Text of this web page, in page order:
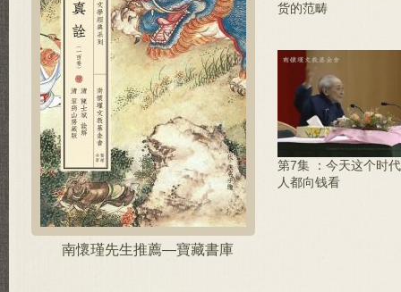
南懷瑾先生推薦—寶藏書庫
货的范畴
第7集 ：今天这个时
人都向钱看